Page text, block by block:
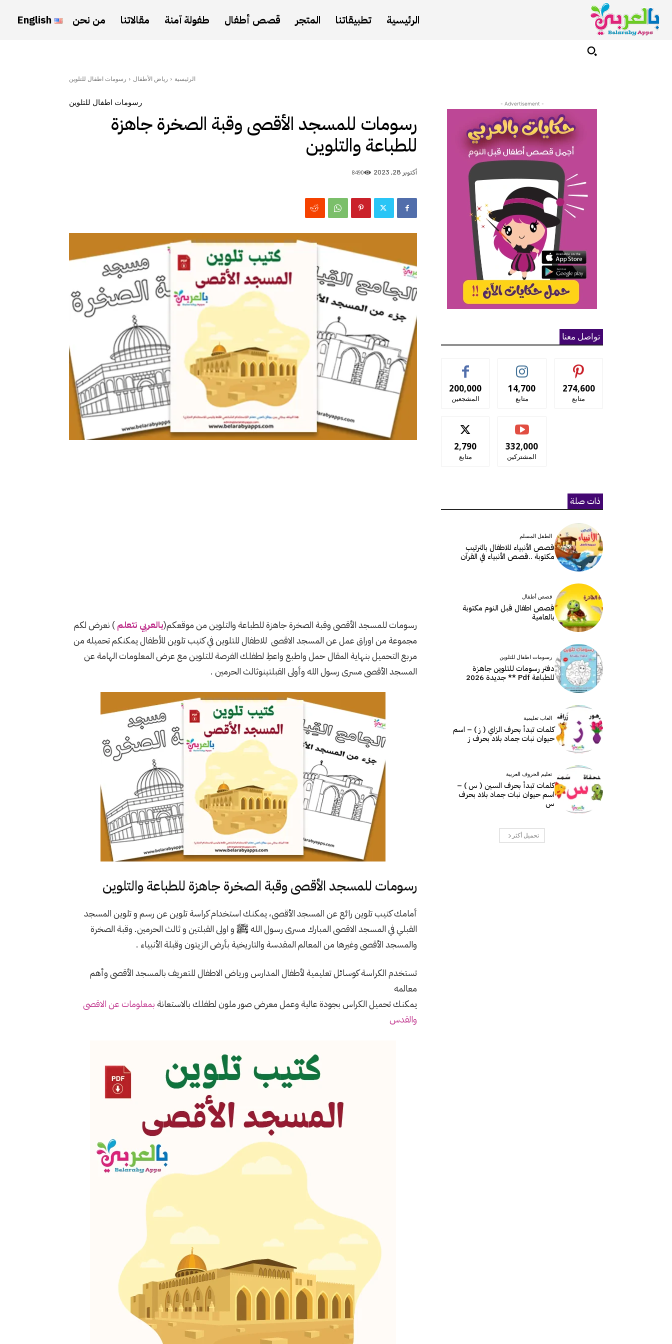
الرئيسية تطبيقاتنا المتجر قصص أطفال طفولة آمنة مقالاتنا من نحن English
الرئيسية رياض الأطفال رسومات اطفال للتلوين
رسومات اطفال للتلوين
رسومات للمسجد الأقصى وقبة الصخرة جاهزة
للطباعة والتلوين
أكتوبر 28, 2023 8490
رسومات للمسجد الأقصى وقبة الصخرة جاهزة للطباعة والتلوين من موقعكم(بالعربي نتعلم) نعرض لكم
مجموعة من اوراق عمل عن المسجد الاقصى للاطفال للتلوين في كتيب تلوين للأطفال يمكنكم تحميله من
مربع التحميل بنهاية المقال حمل واطبع واعطِ لطفلك الفرصة للتلوين مع عرض المعلومات الهامة عن
المسجد الأقصى مسرى رسول الله وأولى القبلتينوثالث الحرمين .
رسومات للمسجد الأقصى وقبة الصخرة جاهزة للطباعة والتلوين
أمامك كتيب تلوين رائع عن المسجد الأقصى، يمكنك استخدام كراسة تلوين عن رسم و تلوين المسجد
القبلي في المسجد الاقصى المبارك مسرى رسول الله ﷺ و اولى القبلتين و ثالث الحرمين. وقبة الصخرة
والمسجد الأقصى وغيرها من المعالم المقدسة والتاريخية بأرض الزيتون وقبلة الأنبياء .
تستخدم الكراسة كوسائل تعليمية لأطفال المدارس ورياض الاطفال للتعريف بالمسجد الأقصى وأهم
معالمه
يمكنك تحميل الكراس بجودة عالية وعمل معرض صور ملون لطفلك بالاستعانةبمعلومات عن الاقصى
والقدس
- Advertisement -
تواصل معنا
200,000
المشجعين
14,700
متابع
274,600
متابع
2,790
متابع
332,000
المشتركين
ذات صلة
الطفل المسلم
قصص الأنبياء للاطفال بالترتيب
مكتوبة ..قصص الأنبياء في القرآن
قصص أطفال
قصص اطفال قبل النوم مكتوبة
بالعامية
رسومات اطفال للتلوين
دفتر رسومات للتلوين جاهزة
للطباعة Pdf ** جديدة 2026
العاب تعليمية
كلمات تبدأ بحرف الزاي ( ز ) – اسم
حيوان نبات جماد بلاد بحرف ز
تعليم الحروف العربية
كلمات تبدأ بحرف السين ( س ) –
اسم حيوان نبات جماد بلاد بحرف
س
تحميل أكثر